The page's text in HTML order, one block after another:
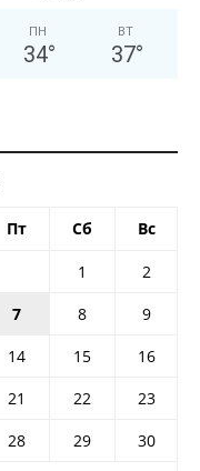
ПН
34°
ВТ
37°
Пт Сб Вс
1
2
7 8
9
14 15
16
21 22
23
28 29
30